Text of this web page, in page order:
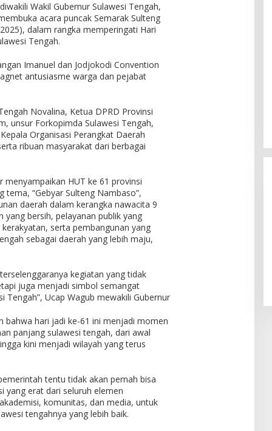
Wakil Gubernur Sulawesi Tengah,
acara puncak Semarak Sulteng
dalam rangka memperingati Hari
Tengah.
Imanuel dan Jodjokodi Convention
antusiasme warga dan pejabat
Novalina, Ketua DPRD Provinsi
unsur Forkopimda Sulawesi Tengah,
Organisasi Perangkat Daerah
ribuan masyarakat dari berbagai
HUT ke 61 provinsi
“Gebyar Sulteng Nambaso”,
daerah dalam kerangka nawacita 9
bersih, pelayanan publik yang
serta pembangunan yang
sebagai daerah yang lebih maju,
kegiatan yang tidak
juga menjadi simbol semangat
Tengah”, Ucap Wagub mewakili Gubernur
bahwa hari jadi ke-61 ini menjadi momen
panjang sulawesi tengah, dari awal
kini menjadi wilayah yang terus
tentu tidak akan pernah bisa
yang erat dari seluruh elemen
komunitas, dan media, untuk
tengahnya yang lebih baik.